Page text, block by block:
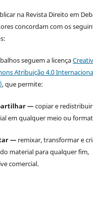
na Revista Direito em
concordam com os
seguem a licença
Atribuição 4.0
, que permite:
—copiar e
em qualquer meio ou
— remixar, transformar e
material para qualquer fim,
comercial.